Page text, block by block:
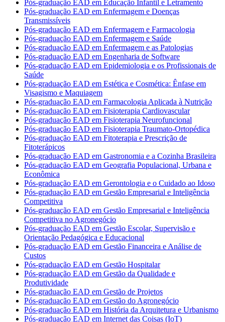
Pós-graduação EAD em Educação Infantil e Letramento
Pós-graduação EAD em Enfermagem e Doenças
Transmissíveis
Pós-graduação EAD em Enfermagem e Farmacologia
Pós-graduação EAD em Enfermagem e Saúde
Pós-graduação EAD em Enfermagem e as Patologias
Pós-graduação EAD em Engenharia de Software
Pós-graduação EAD em Epidemiologia e os Profissionais de
Saúde
Pós-graduação EAD em Estética e Cosmética: Ênfase em
Visagismo e Maquiagem
Pós-graduação EAD em Farmacologia Aplicada à Nutrição
Pós-graduação EAD em Fisioterapia Cardiovascular
Pós-graduação EAD em Fisioterapia Neurofuncional
Pós-graduação EAD em Fisioterapia Traumato-Ortopédica
Pós-graduação EAD em Fitoterapia e Prescrição de
Fitoterápicos
Pós-graduação EAD em Gastronomia e a Cozinha Brasileira
Pós-graduação EAD em Geografia Populacional, Urbana e
Econômica
Pós-graduação EAD em Gerontologia e o Cuidado ao Idoso
Pós-graduação EAD em Gestão Empresarial e Inteligência
Competitiva
Pós-graduação EAD em Gestão Empresarial e Inteligência
Competitiva no Agronegócio
Pós-graduação EAD em Gestão Escolar, Supervisão e
Orientação Pedagógica e Educacional
Pós-graduação EAD em Gestão Financeira e Análise de
Custos
Pós-graduação EAD em Gestão Hospitalar
Pós-graduação EAD em Gestão da Qualidade e
Produtividade
Pós-graduação EAD em Gestão de Projetos
Pós-graduação EAD em Gestão do Agronegócio
Pós-graduação EAD em História da Arquitetura e Urbanismo
Pós-graduação EAD em Internet das Coisas (IoT)